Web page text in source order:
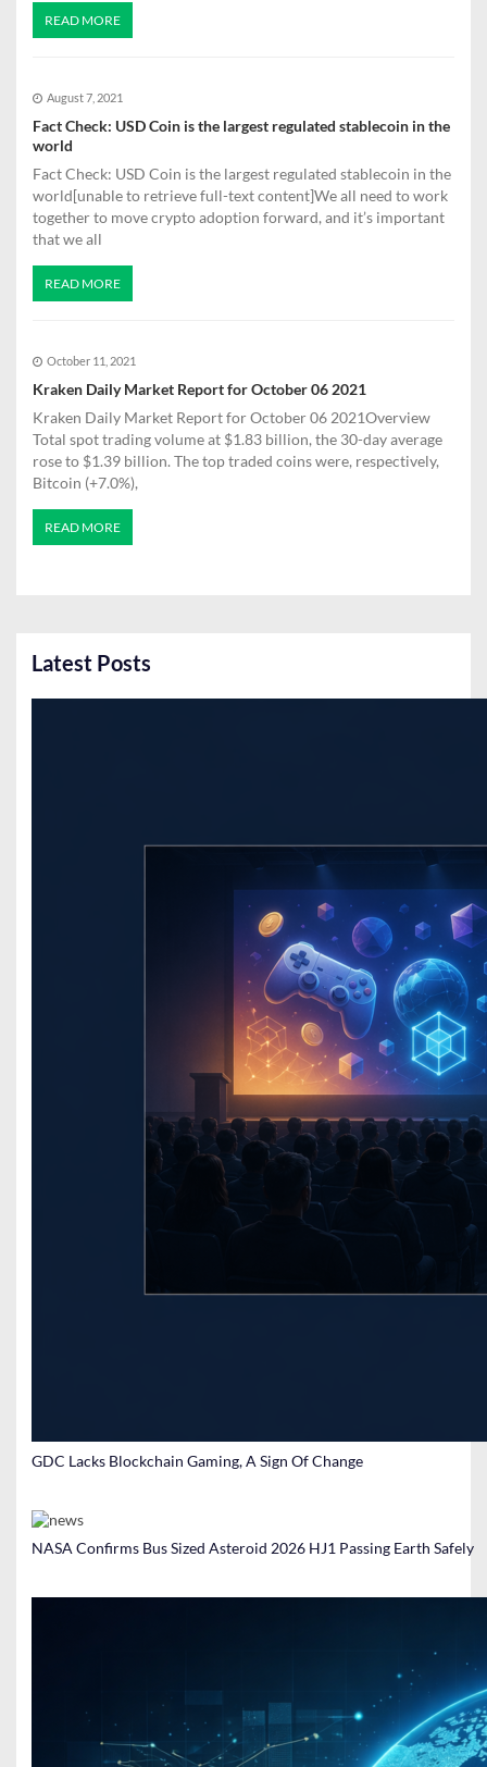
n
READ MORE
August 7, 2021
Fact Check: USD Coin is the largest regulated stablecoin in the
world
Fact Check: USD Coin is the largest regulated stablecoin in the
world[unable to retrieve full-text content]We all need to work
together to move crypto adoption forward, and it’s important
that we all
READ MORE
October 11, 2021
Kraken Daily Market Report for October 06 2021
Kraken Daily Market Report for October 06 2021Overview
Total spot trading volume at $1.83 billion, the 30-day average
rose to $1.39 billion. The top traded coins were, respectively,
Bitcoin (+7.0%),
READ MORE
Latest Posts
GDC Lacks Blockchain Gaming, A Sign Of Change
NASA Confirms Bus Sized Asteroid 2026 HJ1 Passing Earth Safely